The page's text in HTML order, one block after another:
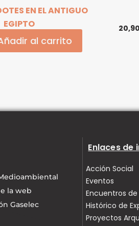
EN EL ANTIGUO
EGIPTO
al carrito
20,90
la web
Gaselec
Enlaces de
Acción Social
Eventos
Encuentros
Histórico de
Proyectos